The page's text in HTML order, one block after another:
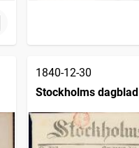
1840-12-30
Stockholms dagblad